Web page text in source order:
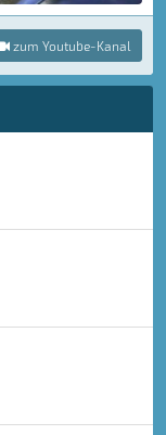
zum Youtube-Kanal